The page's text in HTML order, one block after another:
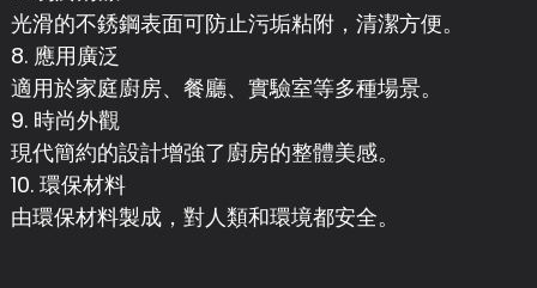
光滑的不銹鋼表面可防止污垢粘附，清潔方便。
8. 應用廣泛
適用於家庭廚房、餐廳、實驗室等多種場景。
9. 時尚外觀
現代簡約的設計增強了廚房的整體美感。
10. 環保材料
由環保材料製成，對人類和環境都安全。